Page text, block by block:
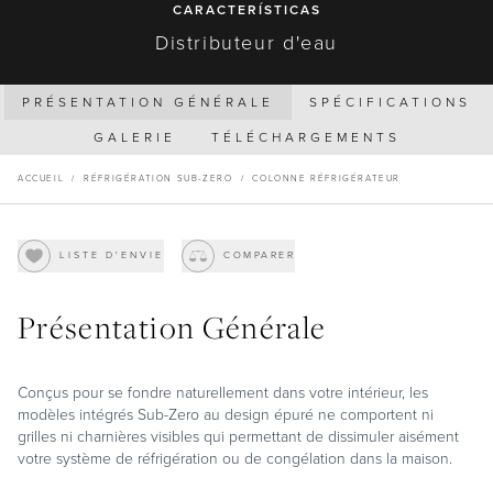
CARACTERÍSTICAS
Distributeur d'eau
PRÉSENTATION GÉNÉRALE SPÉCIFICATIONS
GALERIE TÉLÉCHARGEMENTS
ACCUEIL / RÉFRIGÉRATION SUB-ZERO /COLONNE RÉFRIGÉRATEUR
LISTE D'ENVIE COMPARER
Présentation Générale
Conçus pour se fondre naturellement dans votre intérieur, les
modèles intégrés Sub-Zero au design épuré ne comportent ni
grilles ni charnières visibles qui permettant de dissimuler aisément
votre système de réfrigération ou de congélation dans la maison.